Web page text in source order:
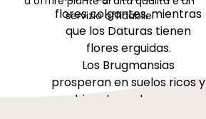
flores colgantes, mientras
que los Daturas tienen
flores erguidas.
Los Brugmansias
prosperan en suelos ricos y
bien drenados, con
servizio affidabile.